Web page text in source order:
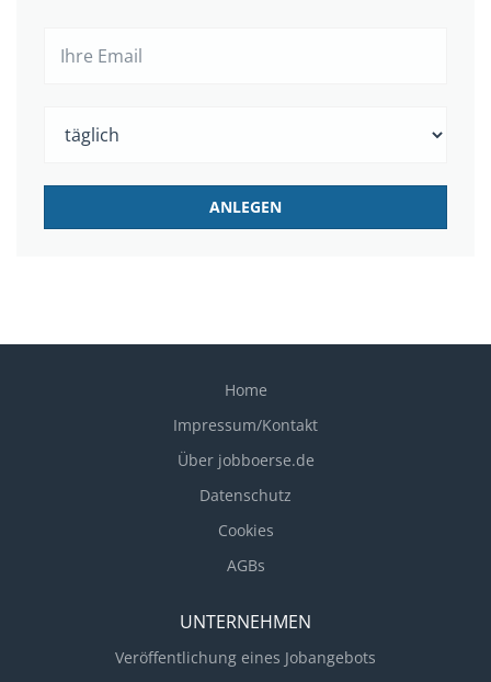
Home
Impressum/Kontakt
Über jobboerse.de
Datenschutz
Cookies
AGBs
UNTERNEHMEN
Veröffentlichung eines Jobangebots